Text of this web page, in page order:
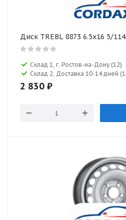
Диск TREBL 8873 6.5x16 5/
Склад 1, г. Ростов-на-Дону (12)
Склад 2, Доставка 10-14 дней
2 830 ₽